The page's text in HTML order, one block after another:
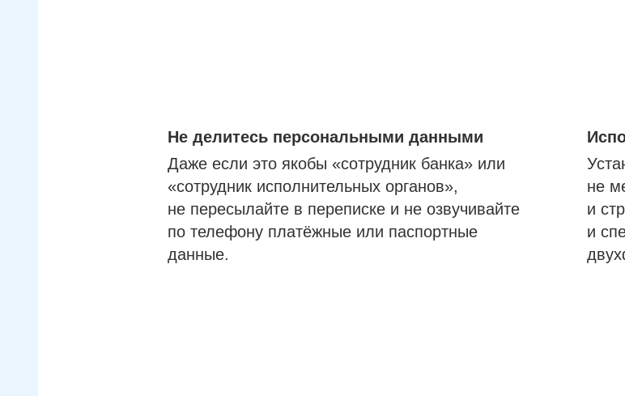
Не делитесь персональными данными
Даже если это якобы «сотрудник банка» или
«сотрудник исполнительных органов»,
не пересылайте в переписке и не озвучивайте
по телефону платёжные или паспортные
данные.
не
и
и